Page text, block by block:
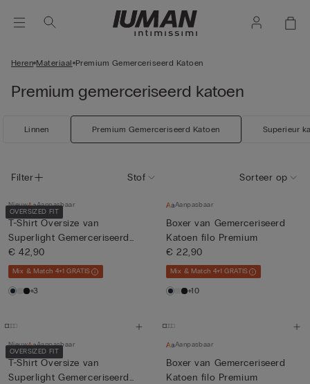
Heren Materiaal Premium Gemerceriseerd Katoen
Premium gemerceriseerd katoen
Linnen Premium Gemerceriseerd Katoen Superieur
Filter Stof Sorteer op
OVERSIZED FIT
Nieuw Aanpasbaar
T-Shirt Oversize van
Superlight Gemerceriseerd
Kat...
€ 42,90
Mix & Match 4+1 GRATIS
+3
Aanpasbaar
Boxer van Gemerceriseerd
Katoen filo Premium
€ 22,90
Mix & Match 4+1 GRATIS
+10
OVERSIZED FIT
Nieuw Aanpasbaar
T-Shirt Oversize van
Superlight Gemerceriseerd
Aanpasbaar
Boxer van Gemerceriseerd
Katoen filo Premium